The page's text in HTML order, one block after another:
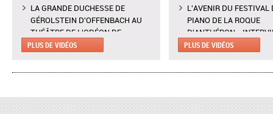
LA GRANDE DUCHESSE DE
GÉROLSTEIN D'OFFENBACH AU
THÉÂTRE DE L'ODÉON DE
MARSEILLE - EXTRAIT DE "AH !
L'ENLÈVEMENT AU SÉRAIL AU
- INTERVIEW DE MANON
PLUS DE VIDÉOS
L'AVENIR DU FESTIVAL
PIANO DE LA ROQUE
D'ANTHÉRON -
CLAIRE DÉSERT, CO-
MARTINA MEOLA
BUNIATISHVILI AU
PLUS DE VIDÉOS